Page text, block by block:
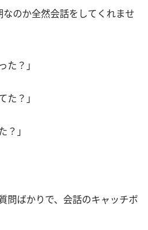
のか全然会話をしてくれませ
た？」
た？」
」
問ばかりで、会話のキャッチボ